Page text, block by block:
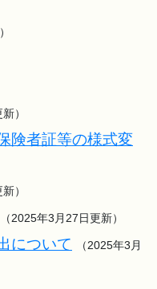
）
険者証等の様式変
）
（2025年3月27日更新）
について
（2025年3月